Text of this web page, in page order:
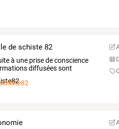
de schiste 82
à une prisedeconscience
diffuséessont